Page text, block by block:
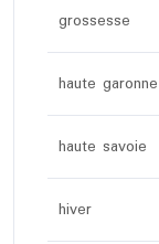
grossesse
haute garonne
haute savoie
hiver